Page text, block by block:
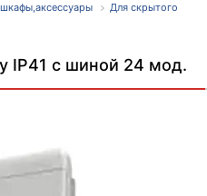
Для скрытого
IP41 с шиной 24 мод.